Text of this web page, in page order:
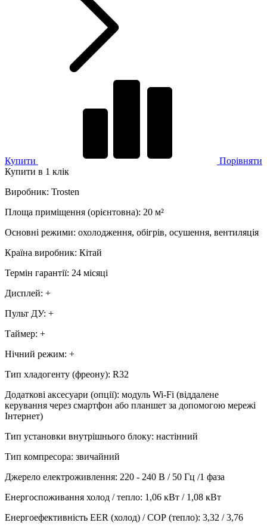
Купити
Порівняти
Купити в 1 клік
Виробник: Trosten
Площа приміщення (орієнтовна): 20 м²
Основні режими: охолодження, обігрів, осушення, вентиляція
Країна виробник: Кітай
Термін гарантії: 24 місяці
Дисплей: +
Пульт ДУ: +
Таймер: +
Нічний режим: +
Тип хладогенту (фреону): R32
Додаткові аксесуари (опції): модуль Wi-Fi (віддалене
керування через смартфон або планшет за допомогою мережі
Інтернет)
Тип установки внутрішнього блоку: настінний
Тип компресора: звичайний
Джерело електроживлення: 220 - 240 В / 50 Гц /1 фаза
Енергоспоживання холод / тепло: 1,06 кВт / 1,08 кВт
Енергоефективність EER (холод) / СОР (тепло): 3,32 / 3,76